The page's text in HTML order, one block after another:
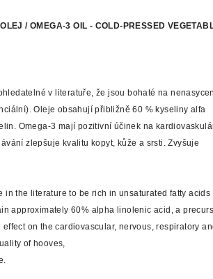
/ OMEGA-3 OIL - COLD-PRESSED
v literatuře, že jsou bohaté na
Oleje obsahují přibližně 60 % kyseliny alfa
Omega-3 mají pozitivní účinek na
zlepšuje kvalitu kopyt, kůže a srsti. Zvyšuje
the literature to be rich in unsaturated fatty acids
approximately 60% alpha linolenic acid, a
on the cardiovascular, nervous, respiratory
of hooves,